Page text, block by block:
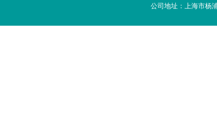
公司地址：上海市杨